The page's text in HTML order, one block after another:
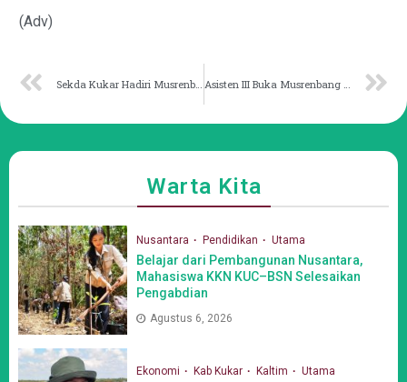
(Adv)
Warta Kita
Nusantara Pendidikan Utama
Belajar dari Pembangunan Nusantara,
Mahasiswa KKN KUC–BSN Selesaikan
Pengabdian
Agustus 6, 2026
Ekonomi Kab Kukar Kaltim Utama